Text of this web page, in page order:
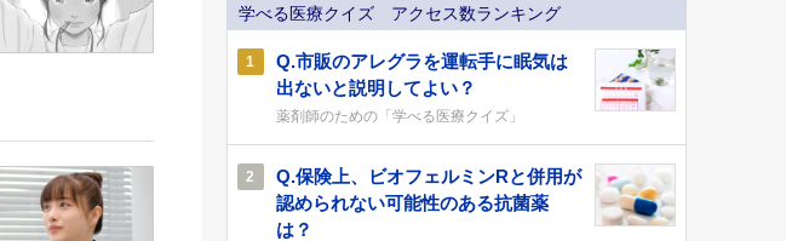
学べる医療クイズ アクセス数ランキング
1
Q.市販のアレグラを運転手に眠気は
出ないと説明してよい？
薬剤師のための「学べる医療クイズ」
2
Q.保険上、ビオフェルミンRと併用が
認められない可能性のある抗菌薬
は？